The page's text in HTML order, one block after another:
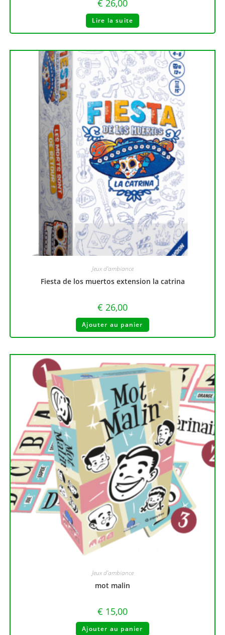
€ 26,00
Lire la suite
Jeux d'ambiance
Fiesta de los muertos extension la catrina
€ 26,00
Ajouter au panier
Jeux d'ambiance
mot malin
€ 15,00
Ajouter au panier